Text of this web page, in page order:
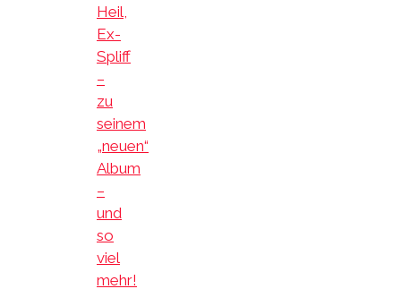
Heil,
Ex-
Spliff
–
zu
seinem
„neuen“
Album
–
und
so
viel
mehr!